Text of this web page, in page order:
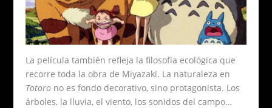
La película también refleja la filosofía ecológica que
recorre toda la obra de Miyazaki. La naturaleza en
Totoro no es fondo decorativo, sino protagonista. Los
árboles, la lluvia, el viento, los sonidos del campo…